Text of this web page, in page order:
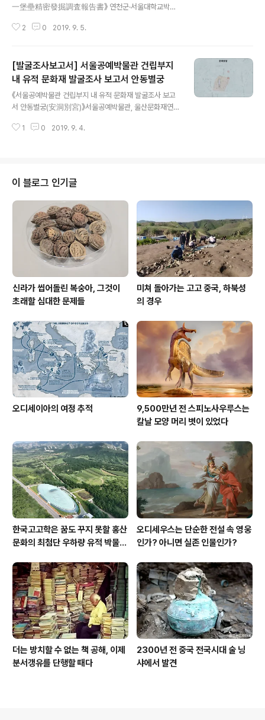
一堡壘精密發掘調査報告書》 연천군·서울대학교박물
임 일대 작은 봉우리인 '장대봉' 정상부에 위치한다. 동쪽에
직임을 한 눈에 조망할 수 있다. 발굴조사 결과 확인된 유구
는 석축 성벽과 기둥 구덩이로 성벽을 축조하며 나무기둥
을 이용한 것으로 추정된다. 출토유물은 고구려 토기와 철
기, 기와 등이다. 유적 연대는 550~600년에 집중된 모습
으로 석축성벽은 6세기 후반에 축조된 것으로 볼 수 있다.
한정된 조사결과로 볼 때, 무등리 1보루는 관청 등 건물이
2 0 2019. 9. 5.
[발굴조사보고서] 서울공예박물관 건립부지
내 유적 문화재 발굴조사 보고서 안동별궁
《서울공예박물관 건립부지 내 유적 문화재 발굴조사 보고
서 안동별궁(安洞別宮)》서울공예박물관, 울산문화재연구
시 종로구 율곡로 3길 4 풍문여자고등학교 자리에 있던 조
유적에 대한 조사결과 현재 한국전통문화대학교에 이전된
안동별궁의 모습을 추정할 수 있는 흔적들이 확인되었다.
또한 이축된 경연당과 현광루 그리고 정화당의 모습이 큰
변화없음을 확인하였고, 정상루에 대한 추가적인 연구 필
요성이 제기되었다.
1 0 2019. 9. 4.
이 블로그 인기글
신라가 씹어돌린 복숭아, 그것이
초래할 심대한 문제들
미쳐 돌아가는 고고 중국, 하북성
의 경우
오디세이아의 여정 추적
9,500만년 전 스피노사우루스는
칼날 모양 머리 볏이 있었다
한국고고학은 꿈도 꾸지 못할 홍산
문화의 최첨단 우하량 유적 박물관
오디세우스는 단순한 전설 속 영웅
인가? 아니면 실존 인물인가?
더는 방치할 수 없는 책 공해, 이제
분서갱유를 단행할 때다
2300년 전 중국 전국시대 술 닝
샤에서 발견